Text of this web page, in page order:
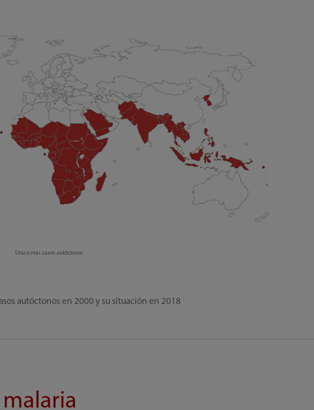
Uno o más casos autóctonos
autóctonos en 2000 y su situación en 2018